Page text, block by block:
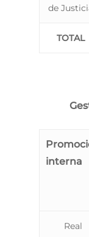
de
TOTAL
interna
Real